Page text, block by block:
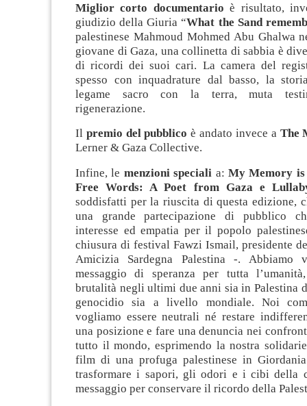
Miglior corto documentarioè risultato,
giudizio della Giuria “What the Sand
palestinese Mahmoud Mohmed Abu Ghalwa
giovane di Gaza, una collinetta di sabbia è
di ricordi dei suoi cari. La camera del
spesso con inquadrature dal basso, la
legame sacro con la terra, muta
rigenerazione.
Il premio del pubblico è andato invece a The
Lerner & Gaza Collective.
Infine, le menzioni speciali a:My Memory is
Free Words: A Poet from Gaza e
soddisfatti per la riuscita di questa edizione,
una grande partecipazione di pubblico
interesse ed empatia per il popolo
chiusura di festival Fawzi Ismail, presidente
Amicizia Sardegna Palestina -. Abbiamo
messaggio di speranza per tutta
brutalità negli ultimi due anni sia in Palestina
genocidio sia a livello mondiale. Noi
vogliamo essere neutrali né restare
una posizione e fare una denuncia nei
tutto il mondo, esprimendo la nostra
film di una profuga palestinese in
trasformare i sapori, gli odori e i cibi della
messaggio per conservare il ricordo della